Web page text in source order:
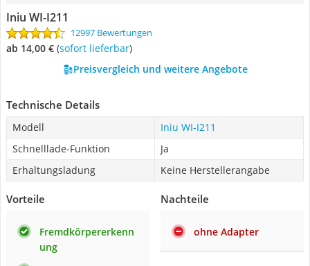
Iniu WI-I211
12997 Bewertungen
ab 14,00 € ( Sofort lieferbar)
Preisvergleich und weitere Angebote
Technische Details
Modell
Iniu WI-I211
Schnelllade-Funktion
Ja
Erhaltungsladung
Keine Herstellerangabe
Vorteile
Fremdkörpererkenn
ung
Nachteile
ohne Adapter